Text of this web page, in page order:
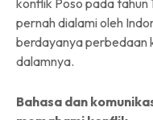
pernah dialami oleh
berdayanya perbedaan
dalamnya.
Bahasa dan